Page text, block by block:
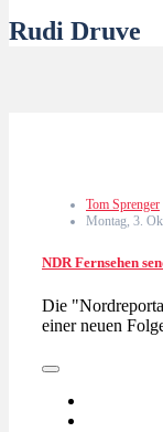
Rudi Druve
Tom Sprenger
Montag, 3.
NDR Fernsehen
Die
einer neuen